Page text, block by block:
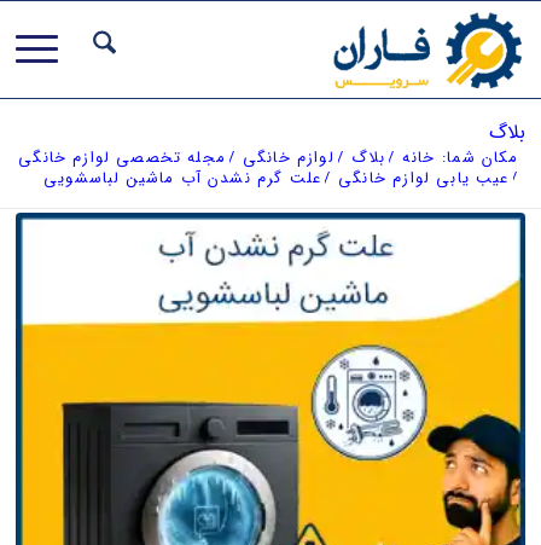
بلاگ
مکان شما: خانه /بلاگ / لوازم خانگی / مجله تخصصی لوازم خانگی
/ عیب یابی لوازم خانگی /علت گرم نشدن آب ماشین لباسشویی